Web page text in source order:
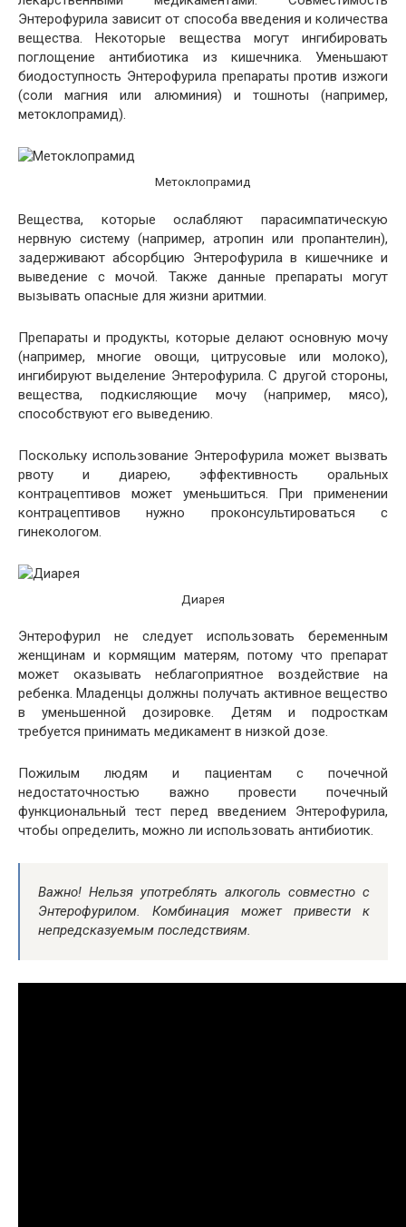
Энтерофурила зависит от способа введения и количества
вещества. Некоторые вещества могут ингибировать
поглощение антибиотика из кишечника. Уменьшают
биодоступность Энтерофурила препараты против изжоги
(соли магния или алюминия) и тошноты (например,
метоклопрамид).
Метоклопрамид
Вещества, которые ослабляют парасимпатическую
нервную систему (например, атропин или пропантелин),
задерживают абсорбцию Энтерофурила в кишечнике и
выведение с мочой. Также данные препараты могут
вызывать опасные для жизни аритмии.
Препараты и продукты, которые делают основную мочу
(например, многие овощи, цитрусовые или молоко),
ингибируют выделение Энтерофурила. С другой стороны,
вещества, подкисляющие мочу (например, мясо),
способствуют его выведению.
Поскольку использование Энтерофурила может вызвать
рвоту и диарею, эффективность оральных
контрацептивов может уменьшиться. При применении
контрацептивов нужно проконсультироваться с
гинекологом.
Диарея
Энтерофурил не следует использовать беременным
женщинам и кормящим матерям, потому что препарат
может оказывать неблагоприятное воздействие на
ребенка. Младенцы должны получать активное вещество
в уменьшенной дозировке. Детям и подросткам
требуется принимать медикамент в низкой дозе.
Пожилым людям и пациентам с почечной
недостаточностью важно провести почечный
функциональный тест перед введением Энтерофурила,
чтобы определить, можно ли использовать антибиотик.
Важно! Нельзя употреблять алкоголь совместно с
Энтерофурилом. Комбинация может привести к
непредсказуемым последствиям.